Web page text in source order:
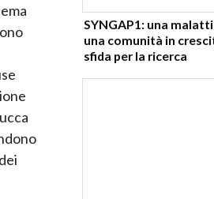
SYNGAP1: una
una comunità in
sfida per la ricerca